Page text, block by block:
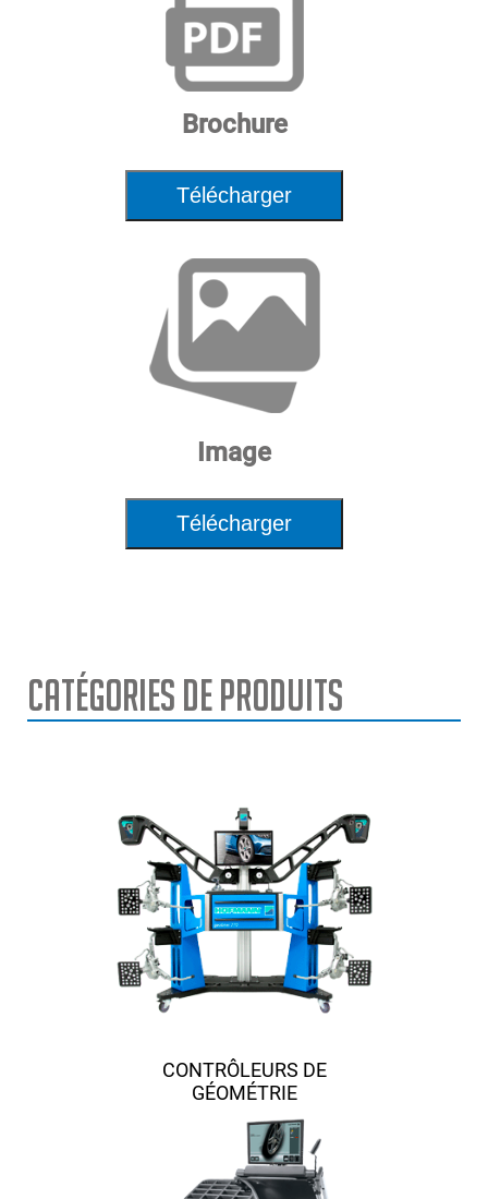
Brochure
Télécharger
Image
Télécharger
Catégories de Produits
CONTRÔLEURS DE
GÉOMÉTRIE